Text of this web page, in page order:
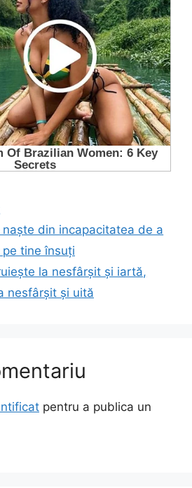
din incapacitatea de a
tine însuți
la nesfârșit și iartă,
nesfârșit și uită
pentru a publica un